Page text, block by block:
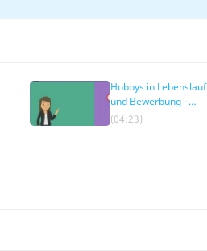
Hobbys in Lebenslauf
und Bewerbung –
Fehler
(04:23)